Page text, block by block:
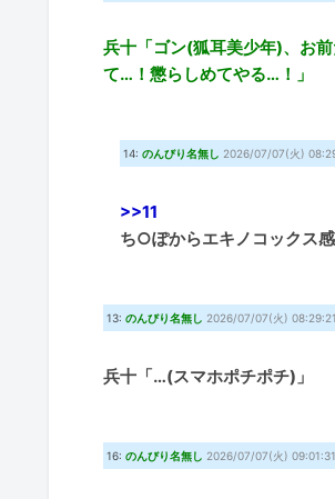
兵十「ゴン(狐耳美少年)、お
て…！懲らしめてやる…！」
14: のんびり名無し 2026/07/07(火)
>>11
ち○ぽからエキノコックス
13: のんびり名無し 2026/07/07(火)
兵十「…(スマホポチポチ)」
16: のんびり名無し 2026/07/07(火)